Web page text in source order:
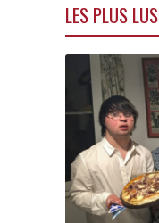
LES PLUS LUS